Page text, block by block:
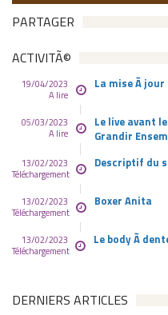
PARTAGER
ACTIVITÃ©
19/04/2023
A lire
La mise Ã jour
05/03/2023
A lire
Le live avant
Grandir
13/02/2023
Téléchargement
Descriptif du
13/02/2023
Téléchargement
Boxer Anita
13/02/2023
Téléchargement
Le body Ã
DERNIERS ARTICLES